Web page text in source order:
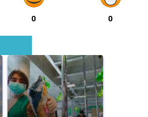
0 0